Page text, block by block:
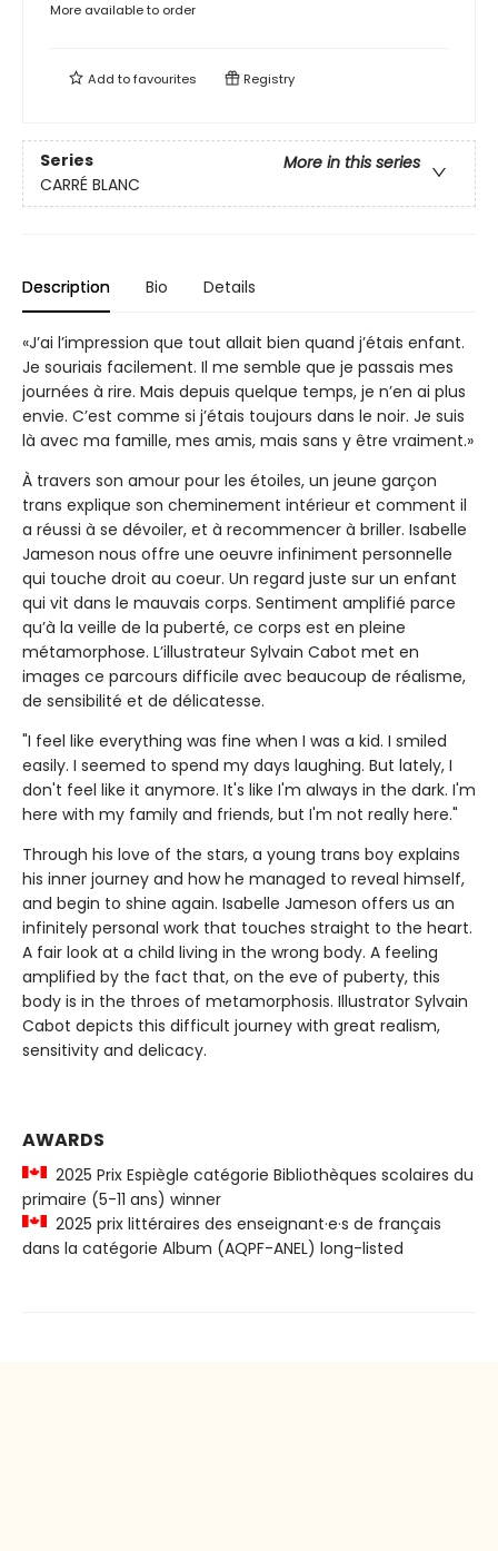
More available to order
Add tofavourites Registry
Series
More in this series
CARRÉ BLANC
Description Bio Details
«J’ai l’impression que tout allait bien quand j’étais enfant.
Je souriais facilement. Il me semble que je passais mes
journées à rire. Mais depuis quelque temps, je n’en ai plus
envie. C’est comme si j’étais toujours dans le noir. Je suis
là avec ma famille, mes amis, mais sans y être vraiment.»
À travers son amour pour les étoiles, un jeune garçon
trans explique son cheminement intérieur et comment il
a réussi à se dévoiler, et à recommencer à briller. Isabelle
Jameson nous offre une oeuvre infiniment personnelle
qui touche droit au coeur. Un regard juste sur un enfant
qui vit dans le mauvais corps. Sentiment amplifié parce
qu’à la veille de la puberté, ce corps est en pleine
métamorphose. L’illustrateur Sylvain Cabot met en
images ce parcours difficile avec beaucoup de réalisme,
de sensibilité et de délicatesse.
"I feel like everything was fine when I was a kid. I smiled
easily. I seemed to spend my days laughing. But lately, I
don't feel like it anymore. It's like I'm always in the dark. I'm
here with my family and friends, but I'm not really here."
Through his love of the stars, a young trans boy explains
his inner journey and how he managed to reveal himself,
and begin to shine again. Isabelle Jameson offers us an
infinitely personal work that touches straight to the heart.
A fair look at a child living in the wrong body. A feeling
amplified by the fact that, on the eve of puberty, this
body is in the throes of metamorphosis. Illustrator Sylvain
Cabot depicts this difficult journey with great realism,
sensitivity and delicacy.
AWARDS
2025 Prix Espiègle catégorie Bibliothèques scolaires du
primaire (5-11 ans) winner
2025 prix littéraires des enseignant·e·s de français
dans la catégorie Album (AQPF-ANEL) long-listed